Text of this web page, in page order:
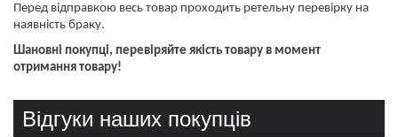
Перед відправкою весь товар проходить ретельну перевірку на
наявність браку.
Шановні покупці, перевіряйте якість товару в момент
отримання товару!
Відгуки наших покупців